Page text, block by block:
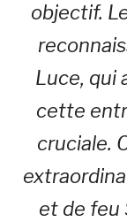
objectif.
Luce, qui
cette
cruciale.
et de feu